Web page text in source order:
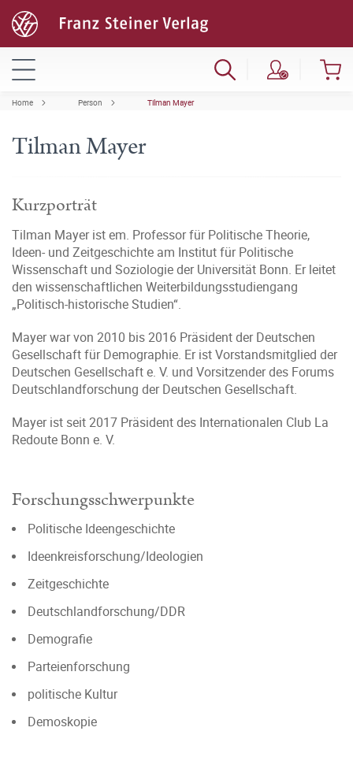
Home Person Tilman Mayer
Tilman Mayer
Kurzporträt
Tilman Mayer ist em. Professor für Politische Theorie,
Ideen- und Zeitgeschichte am Institut für Politische
Wissenschaft und Soziologie der Universität Bonn. Er leitet
den wissenschaftlichen Weiterbildungsstudiengang
„Politisch-historische Studien“.
Mayer war von 2010 bis 2016 Präsident der Deutschen
Gesellschaft für Demographie. Er ist Vorstandsmitglied der
Deutschen Gesellschaft e. V. und Vorsitzender des Forums
Deutschlandforschung der Deutschen Gesellschaft.
Mayer ist seit 2017 Präsident des Internationalen Club La
Redoute Bonn e. V.
Forschungsschwerpunkte
Politische Ideengeschichte
Ideenkreisforschung/Ideologien
Zeitgeschichte
Deutschlandforschung/DDR
Demografie
Parteienforschung
politische Kultur
Demoskopie